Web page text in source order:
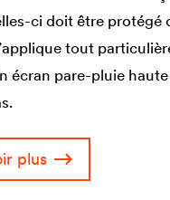
ci doit être protégé
tout
écran pare-pluie
plus